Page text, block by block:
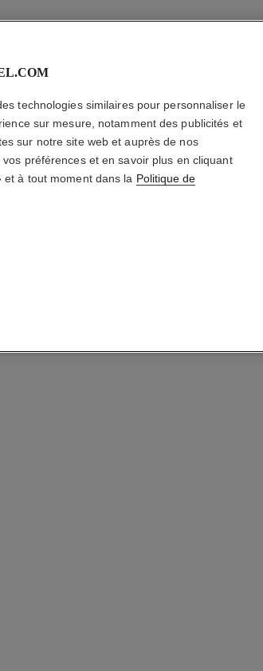
CHA
BEA
Chanel beauty
technologies similaires pour personnaliser le
sur mesure, notamment des publicités et
sur notre site web et auprès de nos
préférences et en savoir plus en cliquant
à tout moment dans la Politique de